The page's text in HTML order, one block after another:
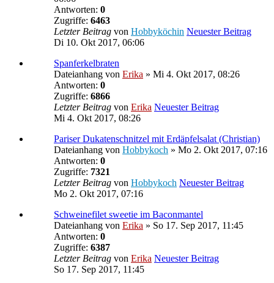
Antworten: 0
Zugriffe: 6463
Letzter Beitrag von Hobbyköchin Neuester Beitrag
Di 10. Okt 2017, 06:06
Spanferkelbraten
Dateianhang von Erika » Mi 4. Okt 2017, 08:26
Antworten: 0
Zugriffe: 6866
Letzter Beitrag von Erika Neuester Beitrag
Mi 4. Okt 2017, 08:26
Pariser Dukatenschnitzel mit Erdäpfelsalat (Christian)
Dateianhang von Hobbykoch » Mo 2. Okt 2017, 07:16
Antworten: 0
Zugriffe: 7321
Letzter Beitrag von Hobbykoch Neuester Beitrag
Mo 2. Okt 2017, 07:16
Schweinefilet sweetie im Baconmantel
Dateianhang von Erika » So 17. Sep 2017, 11:45
Antworten: 0
Zugriffe: 6387
Letzter Beitrag von Erika Neuester Beitrag
So 17. Sep 2017, 11:45